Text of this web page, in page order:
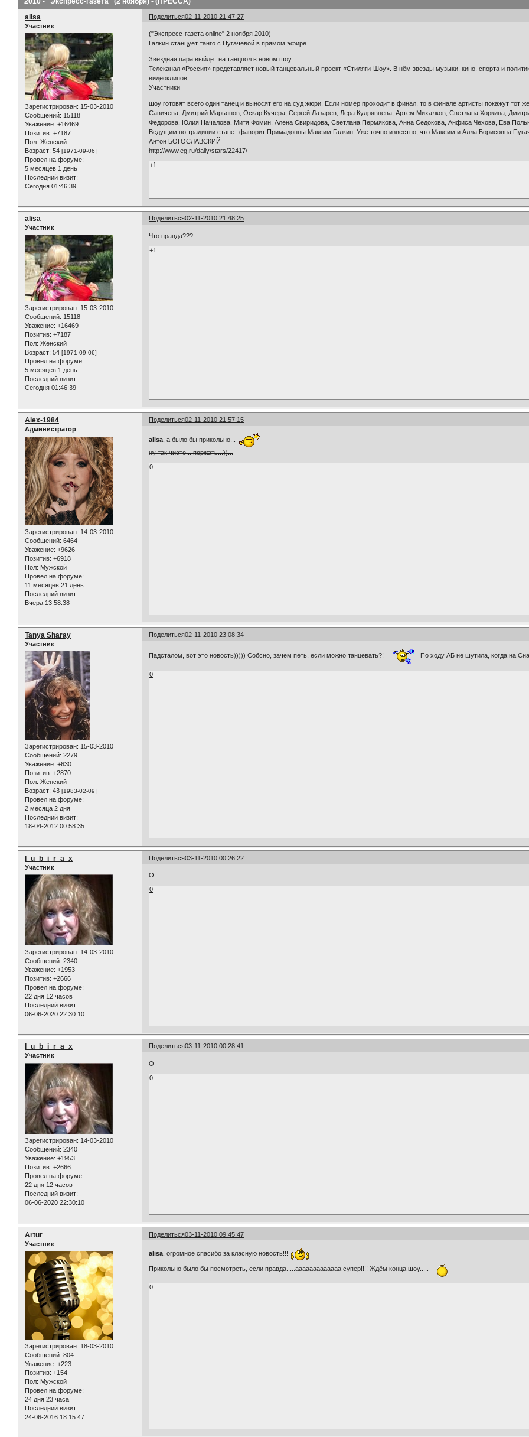
Поделиться02-11-2010 21:47:27
alisa
Участник
Зарегистрирован: 15-03-2010
Сообщений: 15118
Уважение: +16469
Позитив: +7187
Пол: Женский
Возраст: 54 [1971-09-06]
Провел на форуме:
5 месяцев 1 день
Последний визит:
Сегодня 01:46:39
("Экспресс-газета online" 2 ноября 2010)
Галкин станцует танго с Пугачёвой в прямом эфире
Звёздная пара выйдет на танцпол в новом шоу
Телеканал «Россия» представляет новый танцевальный проект «Стиляги-Шоу». В нём звезды музыки, кино, спорта и
видеоклипов.
Участники
шоу готовят всего один танец и выносят его на суд жюри. Если номер проходит в финал, то в финале артисты покажут тот
Савичева, Дмитрий Марьянов, Оскар Кучера, Сергей Лазарев, Лера Кудрявцева, Артем Михалков, Светлана Хоркина,
Федорова, Юлия Началова, Митя Фомин, Алена Свиридова, Светлана Пермякова, Анна Седокова, Анфиса Чехова, Ева
Ведущим по традиции станет фаворит Примадонны Максим Галкин. Уже точно известно, что Максим и Алла Борисовна
Антон БОГОСЛАВСКИЙ
http://www.eg.ru/daily/stars/22417/
+1
Поделиться02-11-2010 21:48:25
alisa
Участник
Зарегистрирован: 15-03-2010
Сообщений: 15118
Уважение: +16469
Позитив: +7187
Пол: Женский
Возраст: 54 [1971-09-06]
Провел на форуме:
5 месяцев 1 день
Последний визит:
Сегодня 01:46:39
Что правда???
+1
Поделиться02-11-2010 21:57:15
Alex-1984
Администратор
Зарегистрирован: 14-03-2010
Сообщений: 6464
Уважение: +9626
Позитив: +6918
Пол: Мужской
Провел на форуме:
11 месяцев 21 день
Последний визит:
Вчера 13:58:38
alisa , а было бы прикольно...
ну так чисто... поржать...))...
0
Поделиться02-11-2010 23:08:34
Tanya Sharay
Участник
Зарегистрирован: 15-03-2010
Сообщений: 2279
Уважение: +630
Позитив: +2870
Пол: Женский
Возраст: 43 [1983-02-09]
Провел на форуме:
2 месяца 2 дня
Последний визит:
18-04-2012 00:58:35
Падсталом, вот это новость))))) Собсно, зачем петь, если можно танцевать?! По ходу АБ не шутила, когда на
0
Поделиться03-11-2010 00:26:22
l_u_b_i_r_a_x
Участник
Зарегистрирован: 14-03-2010
Сообщений: 2340
Уважение: +1953
Позитив: +2666
Провел на форуме:
22 дня 12 часов
Последний визит:
06-06-2020 22:30:10
О
0
Поделиться03-11-2010 00:28:41
l_u_b_i_r_a_x
Участник
Зарегистрирован: 14-03-2010
Сообщений: 2340
Уважение: +1953
Позитив: +2666
Провел на форуме:
22 дня 12 часов
Последний визит:
06-06-2020 22:30:10
О
0
Поделиться03-11-2010 09:45:47
Artur
Участник
Зарегистрирован: 18-03-2010
Сообщений: 804
Уважение: +223
Позитив: +154
Пол: Мужской
Провел на форуме:
24 дня 23 часа
Последний визит:
24-06-2016 18:15:47
alisa , огромное спасибо за класную новость!!!
Прикольно было бы посмотреть, если правда.....ааааааааааааа супер!!!! Ждём конца шоу.....
0